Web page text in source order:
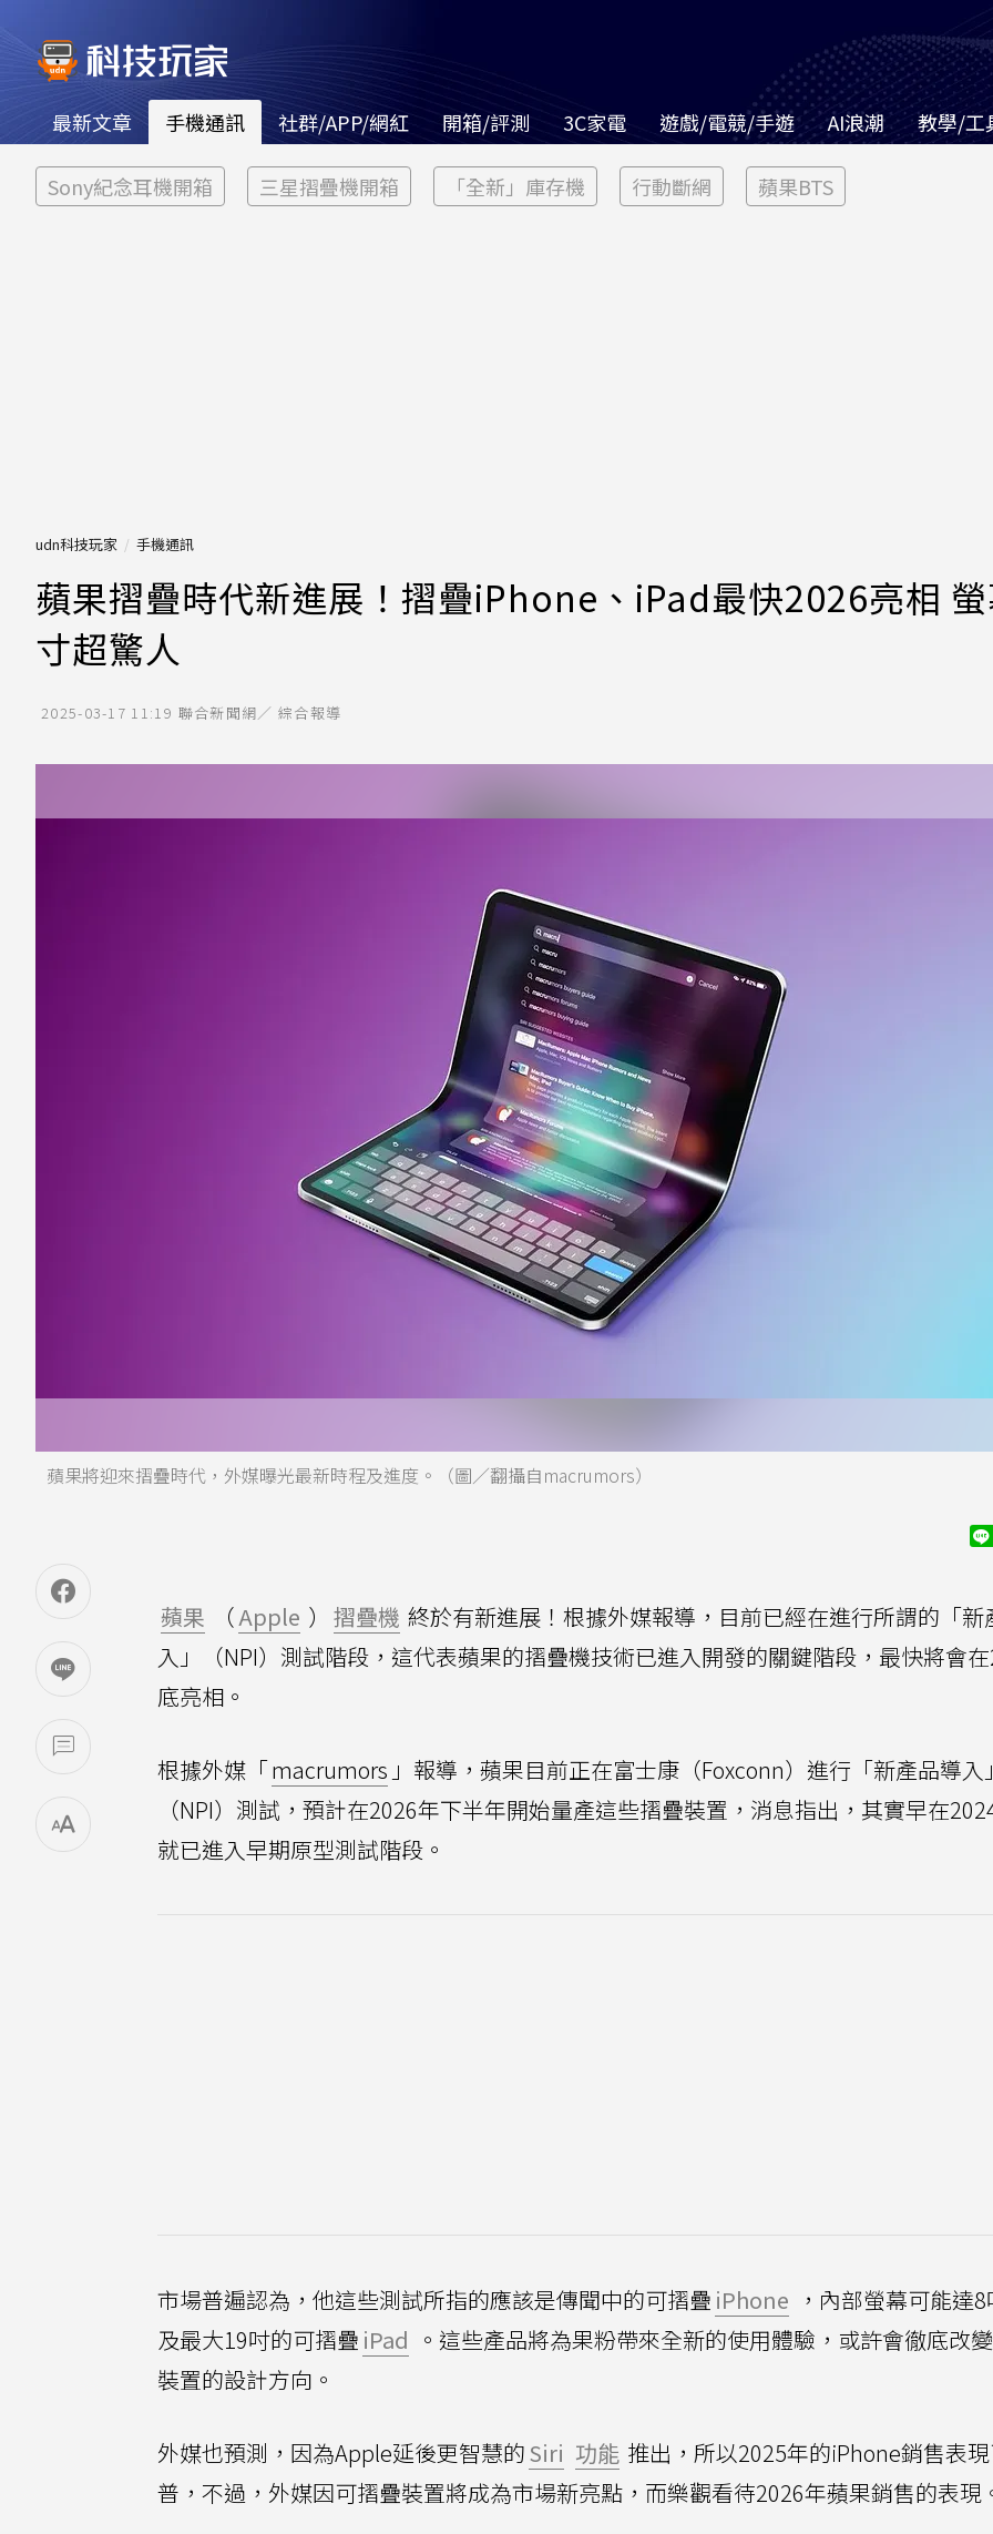
最新文章 手機通訊 社群/APP/網紅 開箱/評測 3C家電 遊戲/電競/手遊 AI浪潮 教學/工
Sony紀念耳機開箱 三星摺疊機開箱 「全新」庫存機 行動斷網 蘋果BTS
udn科技玩家 手機通訊
蘋果摺疊時代新進展！摺疊iPhone、iPad最快2026亮相
寸超驚人
2025-03-17 11:19 聯合新聞網／ 綜合報導
蘋果將迎來摺疊時代，外媒曝光最新時程及進度。（圖／翻攝自macrumors）
蘋果 （Apple ） 摺疊機 終於有新進展！根據外媒報導，目前已經在進行所謂的「新
入」（NPI）測試階段，這代表蘋果的摺疊機技術已進入開發的關鍵階段，最快將會
底亮相。
根據外媒「macrumors 」報導，蘋果目前正在富士康（Foxconn）進行「新產品導入
（NPI）測試，預計在2026年下半年開始量產這些摺疊裝置，消息指出，其實早在
就已進入早期原型測試階段。
市場普遍認為，他這些測試所指的應該是傳聞中的可摺疊 iPhone ，內部螢幕可能達
及最大19吋的可摺疊 iPad 。這些產品將為果粉帶來全新的使用體驗，或許會徹底改
裝置的設計方向。
外媒也預測，因為Apple延後更智慧的Siri 功能 推出，所以2025年的iPhone銷售表
普，不過，外媒因可摺疊裝置將成為市場新亮點，而樂觀看待2026年蘋果銷售的表現